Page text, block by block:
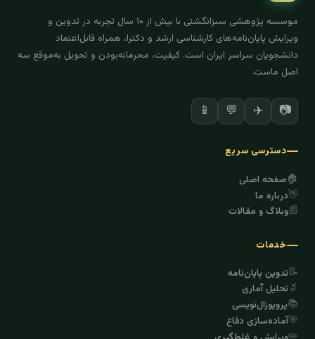
موسسه پژوهشی سبزانگشتی با بیش از ۱۰ سال تجربه در تدوین و
ویرایش پایان‌نامه‌های کارشناسی ارشد و دکترا، همراه قابل‌اعتماد
دانشجویان سراسر ایران است. کیفیت، محرمانه‌بودن و تحویل به‌موقع سه
اصل ماست.
📷
✈️
💬
📱
دسترسی سریع
🏠صفحه اصلی
👋درباره ما
📰وبلاگ و مقالات
خدمات
📝تدوین پایان‌نامه
🔬تحلیل آماری
📚پروپوزال‌نویسی
🎯آماده‌سازی دفاع